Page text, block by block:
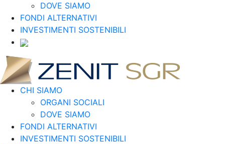
DOVE SIAMO
FONDI ALTERNATIVI
INVESTIMENTI SOSTENIBILI
CHI SIAMO
ORGANI SOCIALI
DOVE SIAMO
FONDI ALTERNATIVI
INVESTIMENTI SOSTENIBILI